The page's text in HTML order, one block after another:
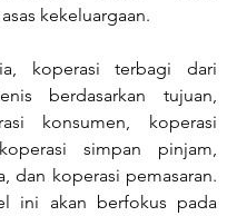
kekeluargaan.
koperasi terbagi dari
berdasarkan tujuan,
konsumen, koperasi
simpan pinjam,
dan koperasi pemasaran.
ini akan berfokus pada